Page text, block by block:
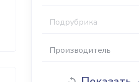
Подрубрика
Производитель